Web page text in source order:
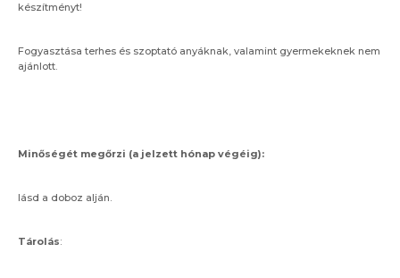
készítményt!
Fogyasztása terhes és szoptató anyáknak, valamint gyermekeknek nem
ajánlott.
Minőségét megőrzi (a jelzett hónap végéig):
lásd a doboz alján.
Tárolás: